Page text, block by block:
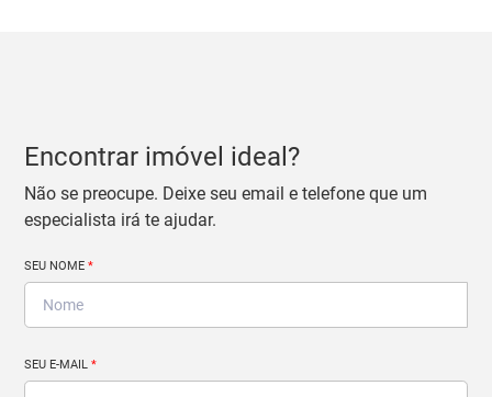
Encontrar imóvel ideal?
Não se preocupe. Deixe seu email e telefone que um
especialista irá te ajudar.
SEU NOME*
SEU E-MAIL*